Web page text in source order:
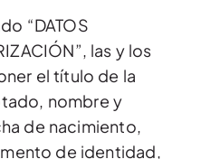
“DATOS
las y los
el título de la
nombre y
de nacimiento,
de identidad,